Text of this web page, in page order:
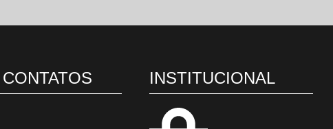
INSTITUCIONAL